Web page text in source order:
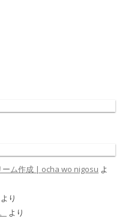
ーム作成 | ocha wo nigosu よ
より
より